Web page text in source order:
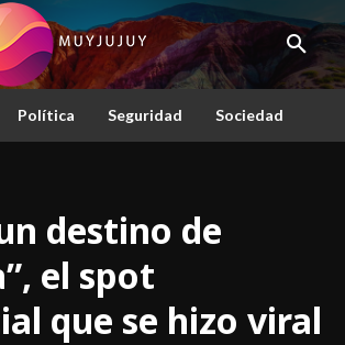
Política Seguridad Sociedad
destino de
el spot
que se hizo viral